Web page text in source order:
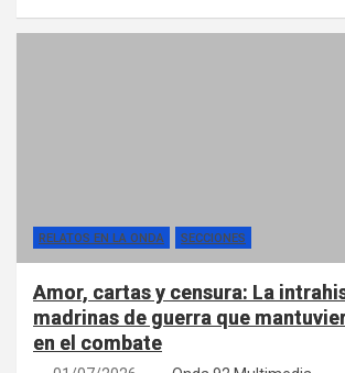
RELATOS EN LA ONDA SECCIONES
Amor, cartas y censura: La
madrinas de guerra que
en el combate